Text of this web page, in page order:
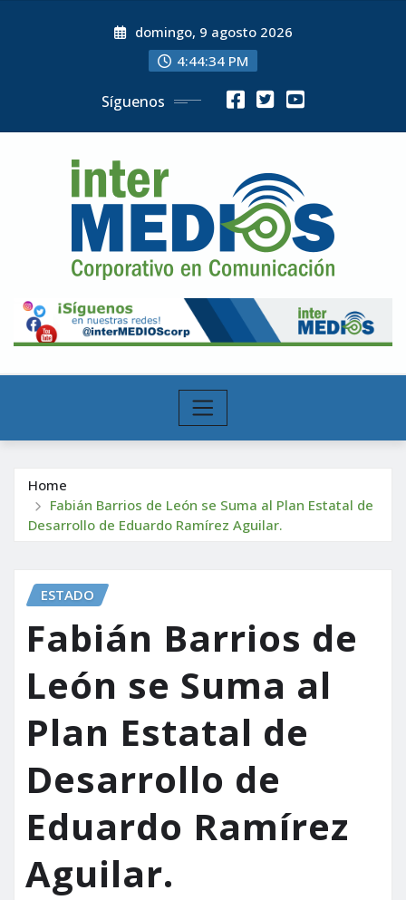
domingo, 9 agosto 2026
4:44:35 PM
Síguenos
Home
Fabián Barrios de León se Suma al Plan Estatal de
Desarrollo de Eduardo Ramírez Aguilar.
ESTADO
Fabián Barrios de
León se Suma al
Plan Estatal de
Desarrollo de
Eduardo Ramírez
Aguilar.